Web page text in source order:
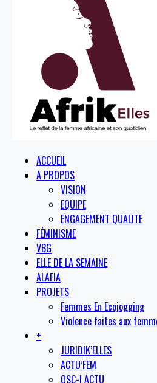
ACCUEIL
A PROPOS
VISION
EQUIPE
ENGAGEMENT QUALITE
FÉMINISME
VBG
ELLE DE LA SEMAINE
ALAFIA
PROJETS
Femmes En Ecojogging
Violence faites aux
+
JURIDIK’ELLES
ACTU’FEM
OSC-I ACTU